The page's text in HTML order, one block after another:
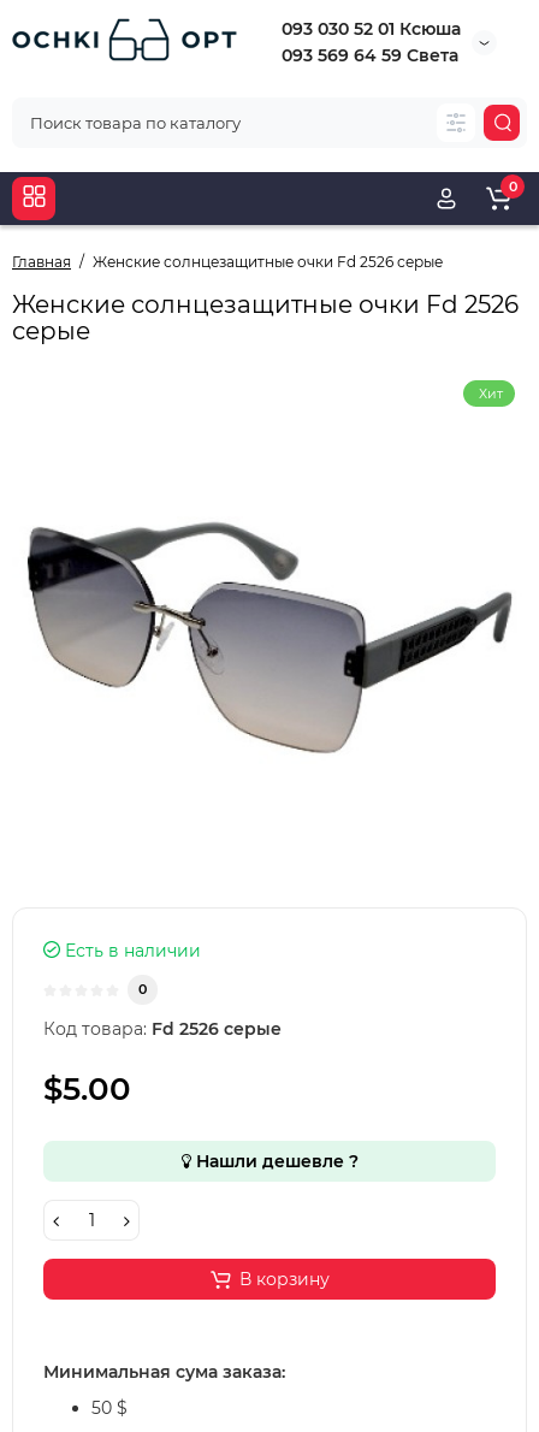
093 030 52 01 Ксюша
093 569 64 59 Света
0
Главная Женские солнцезащитные очки Fd 2526 серые
Женские солнцезащитные очки Fd 2526
серые
Хит
Есть в наличии
0
Код товара: Fd 2526 серые
$5.00
Нашли дешевле ?
В корзину
Минимальная сума заказа:
50 $